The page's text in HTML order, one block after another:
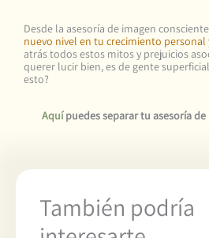
Desde la asesoría de imagen
nuevo nivel en tu crecimiento personal
atrás todos estos mitos y prejuicios
querer lucir bien, es de gente
esto?
Aquípuedes separar tu asesoría
También podría